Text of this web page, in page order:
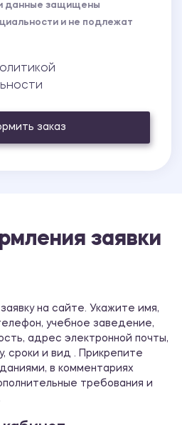
данные защищены
и не подлежат
заказ
заявки
на сайте. Укажите имя,
учебное заведение,
адрес электронной почты,
сроки и вид . Прикрепите
в комментариях
требования и